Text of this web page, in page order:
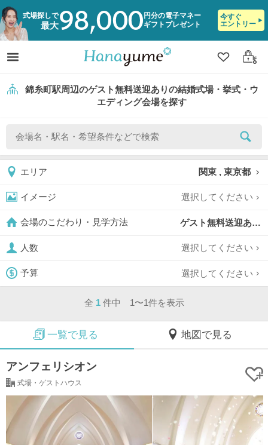
式場探しで
最大98,000 円分の電子マネー
ギフトプレゼント
今すぐ
エントリー
クリップ
ログ
錦糸町駅周辺のゲスト無料送迎ありの結婚式場・挙式・ウ
エディング会場を探す
エリア 関東 , 東京都
イメージ 選択してください
会場のこだわり・見学方法 ゲスト無料送迎あり,
人数 選択してください
予算 選択してください
全 1 件中 1〜1件を表示
一覧で見る 地図で見る
アンフェリシオン
式場・ゲストハウス